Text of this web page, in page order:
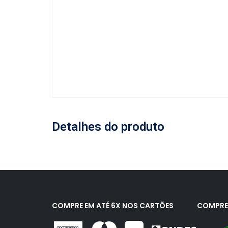
Detalhes do produto
COMPRE EM ATÉ 6X NOS CARTÕES